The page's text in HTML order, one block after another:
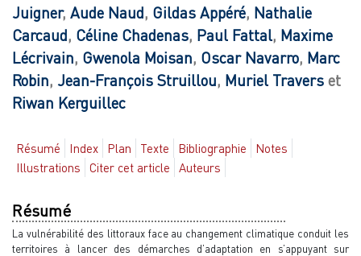
Juigner, Aude Naud, Gildas Appéré, Nathalie
Carcaud, Céline Chadenas, Paul Fattal, Maxime
Lécrivain, Gwenola Moisan, Oscar Navarro, Marc
Robin, Jean-François Struillou, Muriel Travers et
Riwan Kerguillec
Résumé Index Plan Texte Bibliographie
Notes
Illustrations
Citer cet article Auteurs
Résumé
La vulnérabilité des littoraux face au changement climatique conduit les
territoires à lancer des démarches d’adaptation en s’appuyant sur